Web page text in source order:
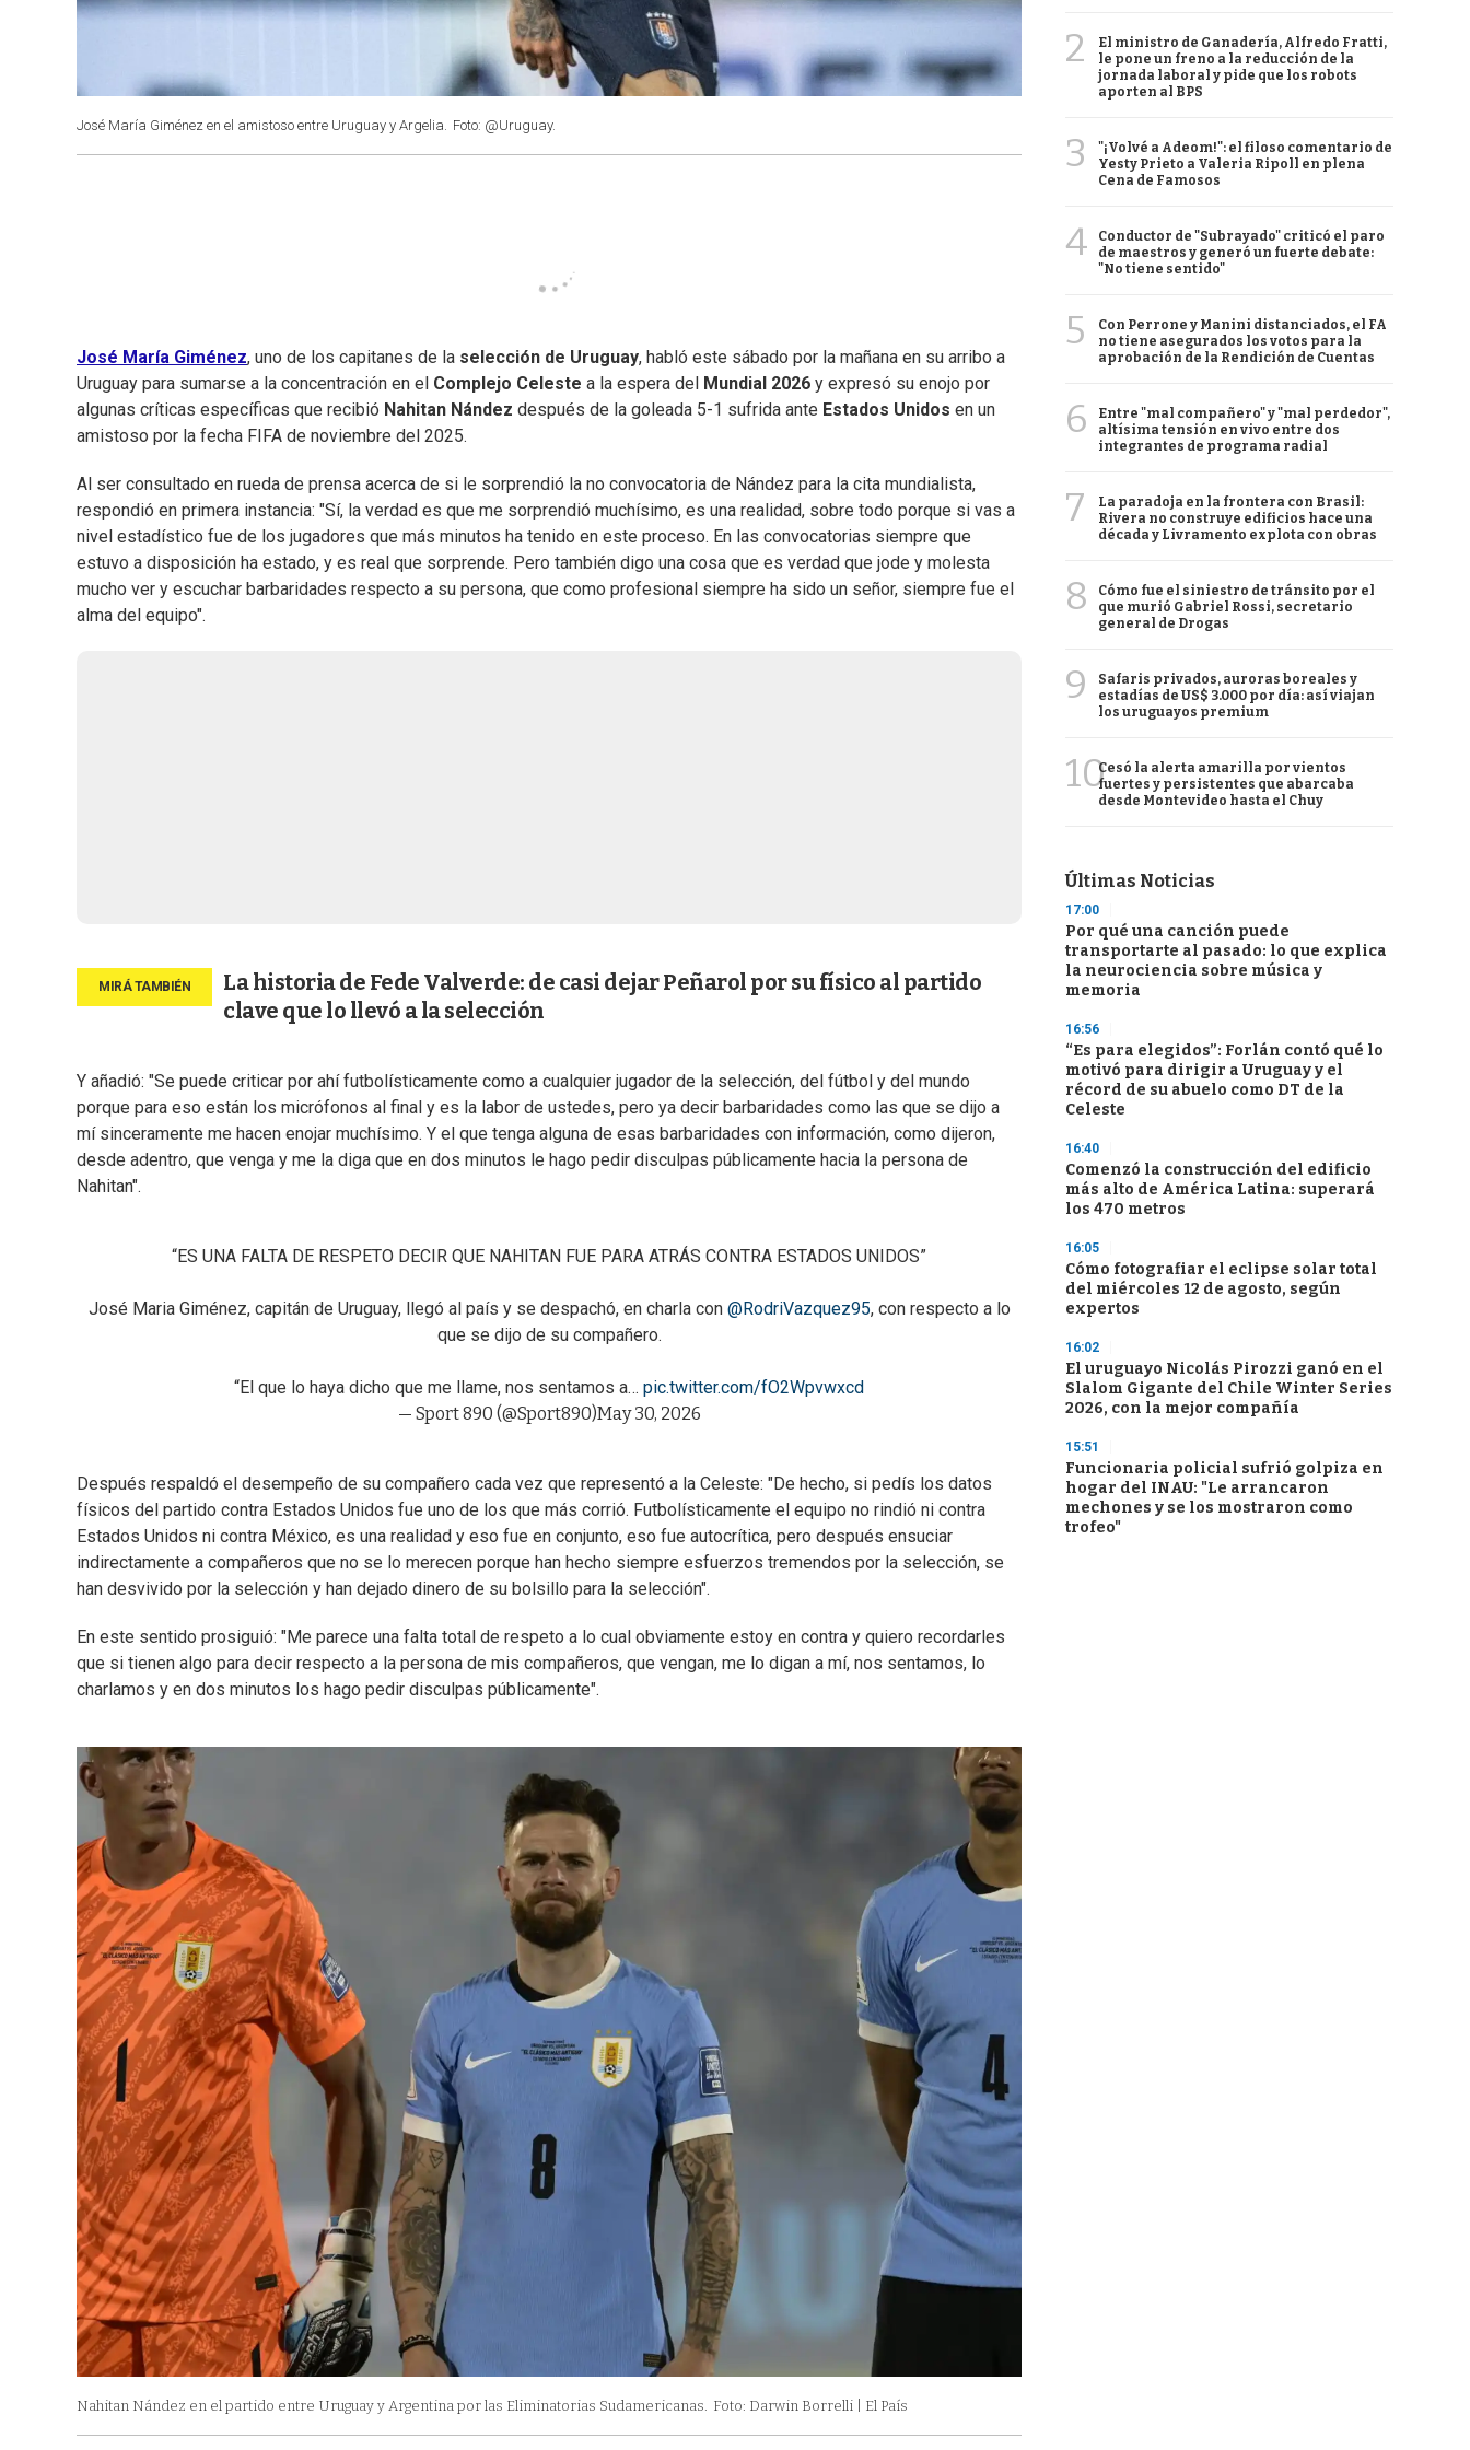
José María Giménez en el amistoso entre Uruguay y Argelia. Foto: @Uruguay.
José María Giménez, uno de los capitanes de la selección de Uruguay, habló este sábado por la mañana en su arribo a
Uruguay para sumarse a la concentración en el Complejo Celeste a la espera del Mundial 2026 y expresó su enojo por
algunas críticas específicas que recibió Nahitan Nández después de la goleada 5-1 sufrida ante Estados Unidos en un
amistoso por la fecha FIFA de noviembre del 2025.
Al ser consultado en rueda de prensa acerca de si le sorprendió la no convocatoria de Nández para la cita mundialista,
respondió en primera instancia: "Sí, la verdad es que me sorprendió muchísimo, es una realidad, sobre todo porque si vas a
nivel estadístico fue de los jugadores que más minutos ha tenido en este proceso. En las convocatorias siempre que
estuvo a disposición ha estado, y es real que sorprende. Pero también digo una cosa que es verdad que jode y molesta
mucho ver y escuchar barbaridades respecto a su persona, que como profesional siempre ha sido un señor, siempre fue el
alma del equipo".
La historia de Fede Valverde: de casi dejar Peñarol por su físico al partido
clave que lo llevó a la selección
Y añadió: "Se puede criticar por ahí futbolísticamente como a cualquier jugador de la selección, del fútbol y del mundo
porque para eso están los micrófonos al final y es la labor de ustedes, pero ya decir barbaridades como las que se dijo a
mí sinceramente me hacen enojar muchísimo. Y el que tenga alguna de esas barbaridades con información, como dijeron,
desde adentro, que venga y me la diga que en dos minutos le hago pedir disculpas públicamente hacia la persona de
Nahitan".
“ES UNA FALTA DE RESPETO DECIR QUE NAHITAN FUE PARA ATRÁS CONTRA ESTADOS UNIDOS”
José Maria Giménez, capitán de Uruguay, llegó al país y se despachó, en charla con @RodriVazquez95, con respecto a lo
que se dijo de su compañero.
“El que lo haya dicho que me llame, nos sentamos a… pic.twitter.com/fO2Wpvwxcd
— Sport 890 (@Sport890)May 30, 2026
Después respaldó el desempeño de su compañero cada vez que representó a la Celeste: "De hecho, si pedís los datos
físicos del partido contra Estados Unidos fue uno de los que más corrió. Futbolísticamente el equipo no rindió ni contra
Estados Unidos ni contra México, es una realidad y eso fue en conjunto, eso fue autocrítica, pero después ensuciar
indirectamente a compañeros que no se lo merecen porque han hecho siempre esfuerzos tremendos por la selección, se
han desvivido por la selección y han dejado dinero de su bolsillo para la selección".
En este sentido prosiguió: "Me parece una falta total de respeto a lo cual obviamente estoy en contra y quiero recordarles
que si tienen algo para decir respecto a la persona de mis compañeros, que vengan, me lo digan a mí, nos sentamos, lo
charlamos y en dos minutos los hago pedir disculpas públicamente".
Nahitan Nández en el partido entre Uruguay y Argentina por las Eliminatorias Sudamericanas. Foto: Darwin Borrelli | El País
2
El ministro de Ganadería, Alfredo Fratti,
le pone un freno a la reducción de la
jornada laboral y pide que los robots
aporten al BPS
3
"¡Volvé a Adeom!": el filoso comentario de
Yesty Prieto a Valeria Ripoll en plena
Cena de Famosos
4
Conductor de "Subrayado" criticó el paro
de maestros y generó un fuerte debate:
"No tiene sentido"
5
Con Perrone y Manini distanciados, el FA
no tiene asegurados los votos para la
aprobación de la Rendición de Cuentas
6
Entre "mal compañero" y "mal perdedor",
altísima tensión en vivo entre dos
integrantes de programa radial
7
La paradoja en la frontera con Brasil:
Rivera no construye edificios hace una
década y Livramento explota con obras
8
Cómo fue el siniestro de tránsito por el
que murió Gabriel Rossi, secretario
general de Drogas
9
Safaris privados, auroras boreales y
estadías de US$ 3.000 por día: así viajan
los uruguayos premium
10Cesó la alerta amarilla por vientos
fuertes y persistentes que abarcaba
desde Montevideo hasta el Chuy
Últimas Noticias
17:00
Por qué una canción puede
transportarte al pasado: lo que explica
la neurociencia sobre música y
memoria
16:56
“Es para elegidos”: Forlán contó qué lo
motivó para dirigir a Uruguay y el
récord de su abuelo como DT de la
Celeste
16:40
Comenzó la construcción del edificio
más alto de América Latina: superará
los 470 metros
16:05
Cómo fotografiar el eclipse solar total
del miércoles 12 de agosto, según
expertos
16:02
El uruguayo Nicolás Pirozzi ganó en el
Slalom Gigante del Chile Winter Series
2026, con la mejor compañía
15:51
Funcionaria policial sufrió golpiza en
hogar del INAU: "Le arrancaron
mechones y se los mostraron como
trofeo"